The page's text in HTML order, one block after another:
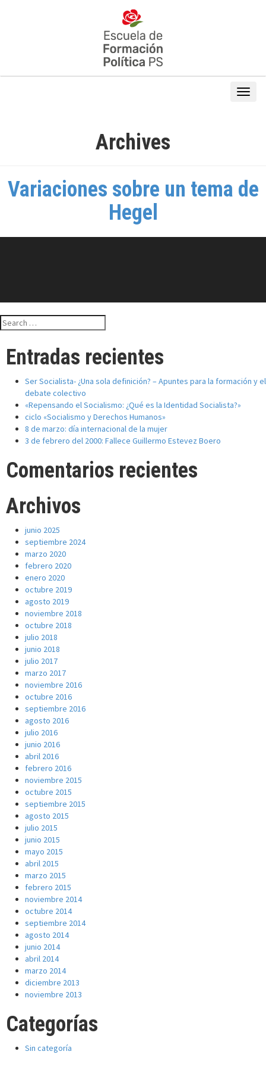
Archives
Variaciones sobre un tema de
Hegel
Search
for:
Entradas recientes
Ser Socialista- ¿Una sola definición? – Apuntes para la formación y el
debate colectivo
«Repensando el Socialismo: ¿Qué es la Identidad Socialista?»
ciclo «Socialismo y Derechos Humanos»
8 de marzo: día internacional de la mujer
3 de febrero del 2000: Fallece Guillermo Estevez Boero
Comentarios recientes
Archivos
junio 2025
septiembre 2024
marzo 2020
febrero 2020
enero 2020
octubre 2019
agosto 2019
noviembre 2018
octubre 2018
julio 2018
junio 2018
julio 2017
marzo 2017
noviembre 2016
octubre 2016
septiembre 2016
agosto 2016
julio 2016
junio 2016
abril 2016
febrero 2016
noviembre 2015
octubre 2015
septiembre 2015
agosto 2015
julio 2015
junio 2015
mayo 2015
abril 2015
marzo 2015
febrero 2015
noviembre 2014
octubre 2014
septiembre 2014
agosto 2014
junio 2014
abril 2014
marzo 2014
diciembre 2013
noviembre 2013
Categorías
Sin categoría